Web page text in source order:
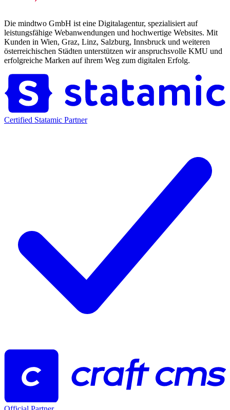
Die mindtwo GmbH ist eine Digitalagentur, spezialisiert auf
leistungsfähige Webanwendungen und hochwertige Websites. Mit
Kunden in Wien, Graz, Linz, Salzburg, Innsbruck und weiteren
österreichischen Städten unterstützen wir anspruchsvolle KMU und
erfolgreiche Marken auf ihrem Weg zum digitalen Erfolg.
Certified Statamic Partner